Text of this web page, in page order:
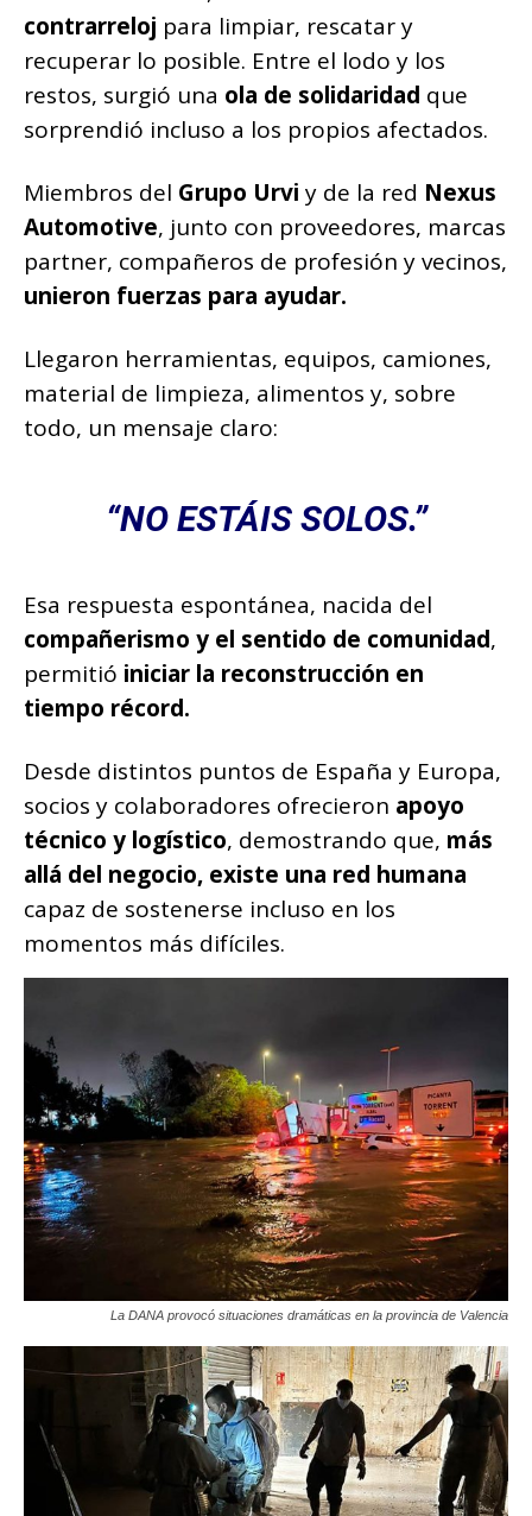
contrarreloj para limpiar, rescatar y
recuperar lo posible. Entre el lodo y los
restos, surgió una ola de solidaridad que
sorprendió incluso a los propios afectados.
Miembros del Grupo Urvi y de la red Nexus
Automotive, junto con proveedores, marcas
partner, compañeros de profesión y vecinos,
unieron fuerzas para ayudar.
Llegaron herramientas, equipos, camiones,
material de limpieza, alimentos y, sobre
todo, un mensaje claro:
“NO ESTÁIS SOLOS.”
Esa respuesta espontánea, nacida del
compañerismo y el sentido de comunidad,
permitió iniciar la reconstrucción en
tiempo récord.
Desde distintos puntos de España y Europa,
socios y colaboradores ofrecieron apoyo
técnico y logístico, demostrando que, más
allá del negocio, existe una red humana
capaz de sostenerse incluso en los
momentos más difíciles.
La DANA provocó situaciones dramáticas en la provincia de Valencia